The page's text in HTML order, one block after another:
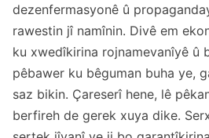
dezenfermasyonê û
rawestin jî namînin. Divê em
ku xwedîkirina rojnamevanîyê û
pêbawer ku bêguman buha ye,
saz bikin. Çareserî hene, lê
berfireh de gerek xuya dike.